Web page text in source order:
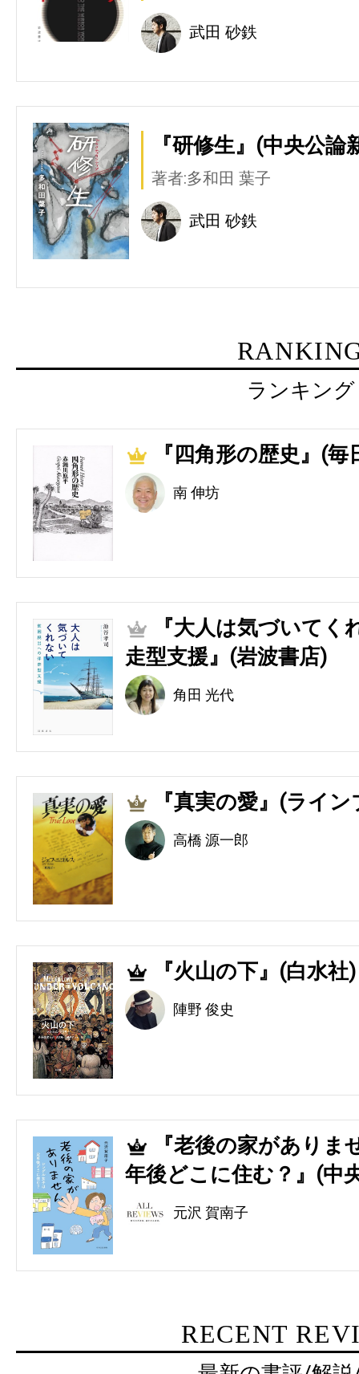
武田 砂鉄
『研修生』(中央公論
著者:多和田 葉子
武田 砂鉄
ランキング
1 『四角形の歴史』(毎
南 伸坊
2
『大人は気づいてく
走型支援』(岩波書店)
角田 光代
3 『真実の愛』(ライ
高橋 源一郎
4 『火山の下』(白水社)
陣野 俊史
5
『老後の家があり
年後どこに住む？』(中
元沢 賀南子
RECENT